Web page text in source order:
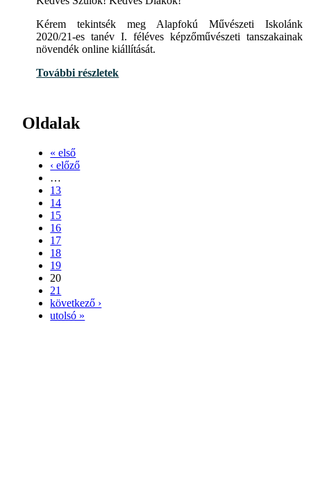
Kérem tekintsék meg Alapfokú Művészeti Iskolánk
2020/21-es tanév I. féléves képzőművészeti tanszakainak
növendék online kiállítását.
További részletek
Oldalak
« első
‹ előző
…
13
14
15
16
17
18
19
20
21
következő ›
utolsó »